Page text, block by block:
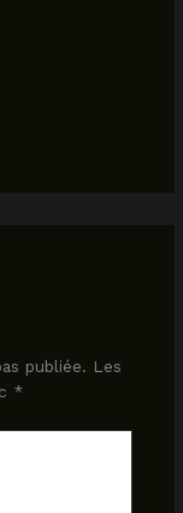
publiée. Les
*